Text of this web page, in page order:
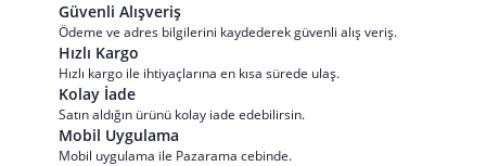
Güvenli Alışveriş
Ödeme ve adres bilgilerini kaydederek güvenli alış veriş.
Hızlı Kargo
Hızlı kargo ile ihtiyaçlarına en kısa sürede ulaş.
Kolay İade
Satın aldığın ürünü kolay iade edebilirsin.
Mobil Uygulama
Mobil uygulama ile Pazarama cebinde.